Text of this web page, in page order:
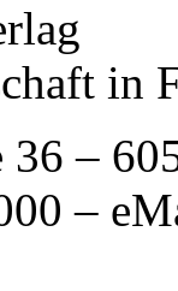
in
36 –
–